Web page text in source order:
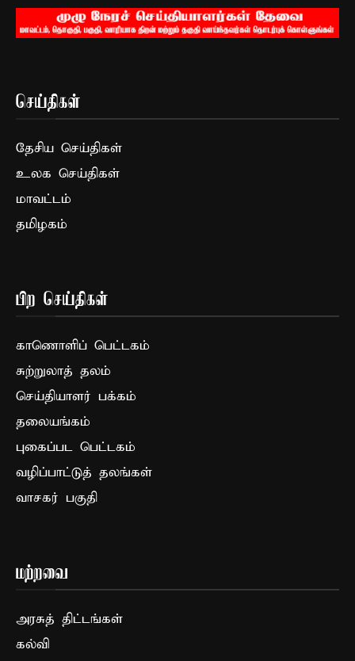
செய்திகள்
தேசிய செய்திகள்
உலக செய்திகள்
மாவட்டம்
தமிழகம்
பிற செய்திகள்
காணொளிப் பெட்டகம்
சுற்றுலாத் தலம்
செய்தியாளர் பக்கம்
தலையங்கம்
புகைப்பட பெட்டகம்
வழிப்பாட்டுத் தலங்கள்
வாசகர் பகுதி
மற்றவை
அரசுத் திட்டங்கள்
கல்வி